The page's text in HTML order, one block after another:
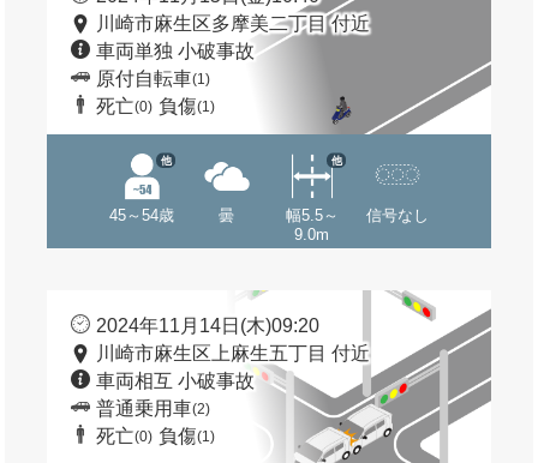
川崎市麻生区多摩美二丁目 付近
車両単独 小破事故
原付自転車(1)
死亡(0) 負傷(1)
45～54歳
他
曇
幅5.5～
9.0m
他
信号なし
2024年11月14日(木)09:20
川崎市麻生区上麻生五丁目 付近
車両相互 小破事故
普通乗用車(2)
死亡(0) 負傷(1)